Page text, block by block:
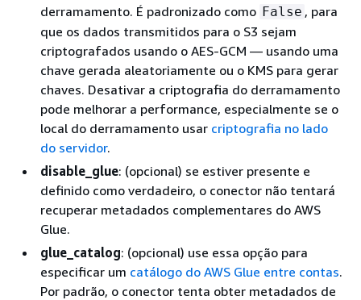
derramamento. É padronizado como False , para
que os dados transmitidos para o S3 sejam
criptografados usando o AES-GCM — usando uma
chave gerada aleatoriamente ou o KMS para gerar
chaves. Desativar a criptografia do derramamento
pode melhorar a performance, especialmente se o
local do derramamento usar criptografia no lado
do servidor.
disable_glue: (opcional) se estiver presente e
definido como verdadeiro, o conector não tentará
recuperar metadados complementares do AWS
Glue.
glue_catalog: (opcional) use essa opção para
especificar um catálogo do AWS Glue entre contas.
Por padrão, o conector tenta obter metadados de